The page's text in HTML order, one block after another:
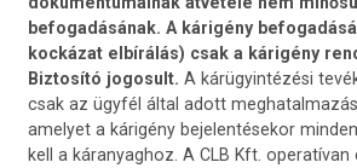
befogadásának. A kárigény
kockázat elbírálás) csak a kárigény
Biztosító jogosult. A kárügyintézési
csak az ügyfél által adott
amelyet a kárigény bejelentésekor
kell a káranyaghoz. A CLB Kft. operatívan